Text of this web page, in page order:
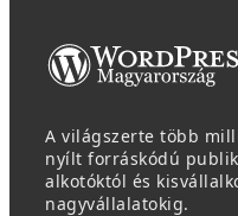
A világszerte több
nyílt forráskódú
alkotóktól és
nagyvállalatokig.